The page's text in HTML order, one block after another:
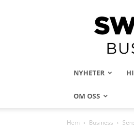
NYHETER
OM OSS
Hem Business